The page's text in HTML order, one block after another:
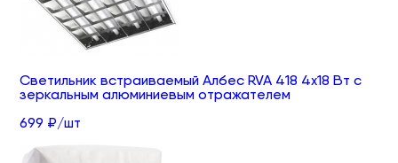
Светильник встраиваемый Албес RVA 418 4х18 Вт с
зеркальным алюминиевым отражателем
699 ₽/шт